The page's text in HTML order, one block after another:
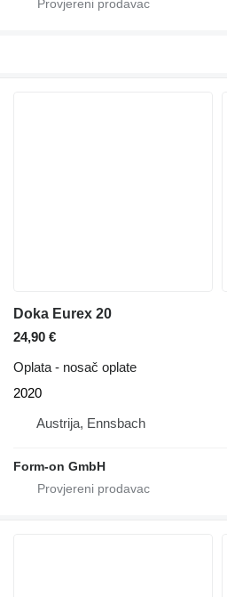
Doka Eurex 20
24,90 €
Oplata - nosač oplate
2020
Austrija, Ennsbach
Form-on GmbH